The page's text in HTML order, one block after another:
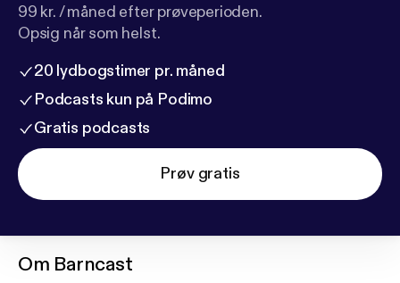
99 kr. / måned efter prøveperioden.
Opsig når som helst.
20 lydbogstimer pr. måned
Podcasts kun på Podimo
Gratis podcasts
Prøv gratis
Om Barncast